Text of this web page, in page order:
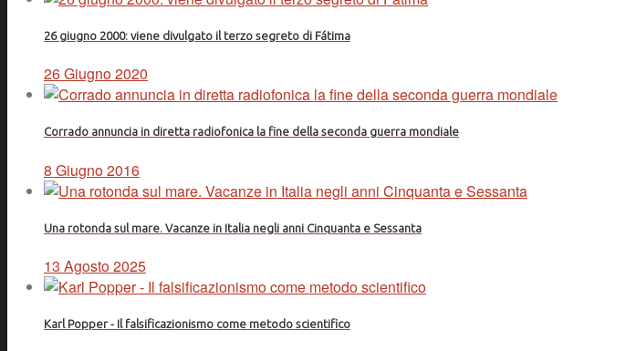
26 giugno 2000: viene divulgato il terzo segreto di Fátima
26 Giugno 2020
Corrado annuncia in diretta radiofonica la fine della seconda guerra mondiale
8 Giugno 2016
Una rotonda sul mare. Vacanze in Italia negli anni Cinquanta e Sessanta
13 Agosto 2025
Karl Popper - Il falsificazionismo come metodo scientifico